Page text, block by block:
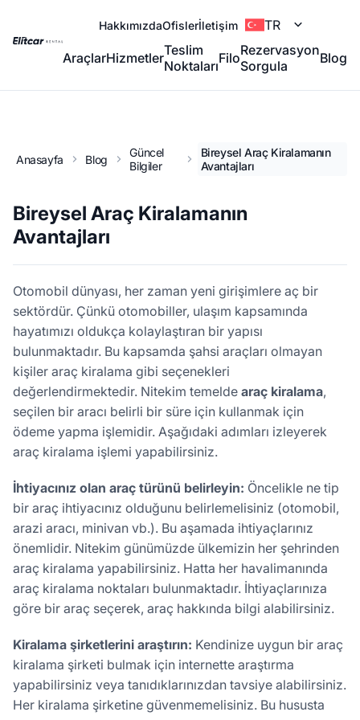
HakkımızdaOfislerİletişim TR
AraçlarHizmetlerTeslim
NoktalarıFiloRezervasyon
Sorgula
Blog
Anasayfa Blog
Güncel
Bilgiler
Bireysel Araç Kiralamanın
Avantajları
Bireysel Araç Kiralamanın
Avantajları
Otomobil dünyası, her zaman yeni girişimlere aç bir
sektördür. Çünkü otomobiller, ulaşım kapsamında
hayatımızı oldukça kolaylaştıran bir yapısı
bulunmaktadır. Bu kapsamda şahsi araçları olmayan
kişiler araç kiralama gibi seçenekleri
değerlendirmektedir. Nitekim temelde araç kiralama,
seçilen bir aracı belirli bir süre için kullanmak için
ödeme yapma işlemidir. Aşağıdaki adımları izleyerek
araç kiralama işlemi yapabilirsiniz.
İhtiyacınız olan araç türünü belirleyin: Öncelikle ne tip
bir araç ihtiyacınız olduğunu belirlemelisiniz (otomobil,
arazi aracı, minivan vb.). Bu aşamada ihtiyaçlarınız
önemlidir. Nitekim günümüzde ülkemizin her şehrinden
araç kiralama yapabilirsiniz. Hatta her havalimanında
araç kiralama noktaları bulunmaktadır. İhtiyaçlarınıza
göre bir araç seçerek, araç hakkında bilgi alabilirsiniz.
Kiralama şirketlerini araştırın: Kendinize uygun bir araç
kiralama şirketi bulmak için internette araştırma
yapabilirsiniz veya tanıdıklarınızdan tavsiye alabilirsiniz.
Her kiralama şirketine güvenmemelisiniz. Bu hususta